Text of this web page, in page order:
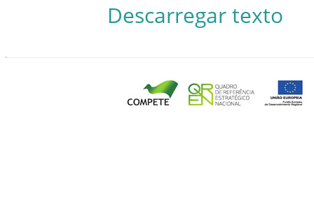
Descarregar texto